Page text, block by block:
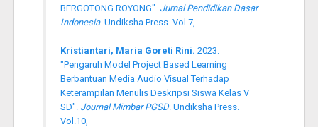
BERGOTONG ROYONG". Jurnal Pendidikan Dasar
Indonesia. Undiksha Press. Vol.7,
Kristiantari, Maria Goreti Rini. 2023.
"Pengaruh Model Project Based Learning
Berbantuan Media Audio Visual Terhadap
Keterampilan Menulis Deskripsi Siswa Kelas V
SD". Journal Mimbar PGSD. Undiksha Press.
Vol.10,